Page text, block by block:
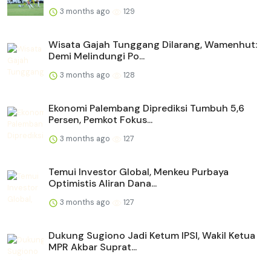
3 months ago 129
Wisata Gajah Tunggang Dilarang, Wamenhut:
Demi Melindungi Po...
3 months ago 128
Ekonomi Palembang Diprediksi Tumbuh 5,6
Persen, Pemkot Fokus...
3 months ago 127
Temui Investor Global, Menkeu Purbaya
Optimistis Aliran Dana...
3 months ago 127
Dukung Sugiono Jadi Ketum IPSI, Wakil Ketua
MPR Akbar Suprat...